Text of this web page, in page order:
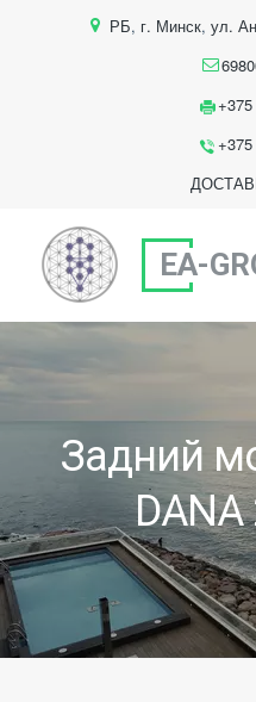
РБ, г. Минск, ул.
EA-
Задний
DANA